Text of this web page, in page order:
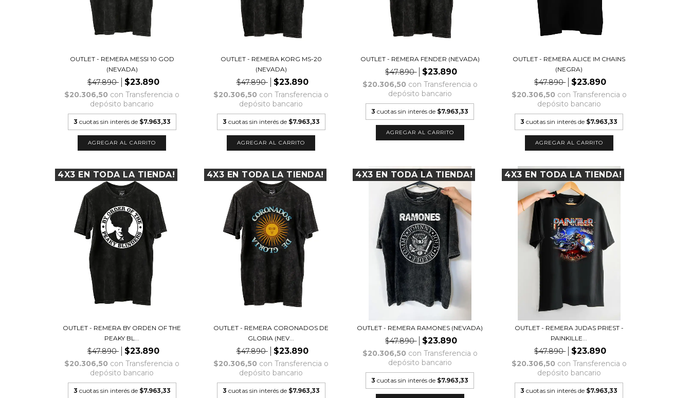
OUTLET - REMERA MESSI 10 GOD
(NEVADA)
$47.890 $23.890
$20.306,50 con Transferencia o
depósito bancario
3 cuotas sin interés de $7.963,33
AGREGAR AL CARRITO
OUTLET - REMERA KORG MS-20
(NEVADA)
$47.890 $23.890
$20.306,50 con Transferencia o
depósito bancario
3 cuotas sin interés de $7.963,33
AGREGAR AL CARRITO
OUTLET - REMERA FENDER (NEVADA)
$47.890 $23.890
$20.306,50 con Transferencia o
depósito bancario
3 cuotas sin interés de $7.963,33
AGREGAR AL CARRITO
OUTLET - REMERA ALICE IM CHAINS
(NEGRA)
$47.890 $23.890
$20.306,50 con Transferencia o
depósito bancario
3 cuotas sin interés de $7.963,33
AGREGAR AL CARRITO
4X3 EN TODA LA TIENDA!
OUTLET - REMERA BY ORDEN OF THE
PEAKY BL...
$47.890 $23.890
$20.306,50 con Transferencia o
depósito bancario
3 cuotas sin interés de $7.963,33
4X3 EN TODA LA TIENDA!
OUTLET - REMERA CORONADOS DE
GLORIA (NEV...
$47.890 $23.890
$20.306,50 con Transferencia o
depósito bancario
3 cuotas sin interés de $7.963,33
4X3 EN TODA LA TIENDA!
OUTLET - REMERA RAMONES (NEVADA)
$47.890 $23.890
$20.306,50 con Transferencia o
depósito bancario
3 cuotas sin interés de $7.963,33
4X3 EN TODA LA TIENDA!
OUTLET - REMERA JUDAS PRIEST -
PAINKILLE...
$47.890 $23.890
$20.306,50 con Transferencia o
depósito bancario
3 cuotas sin interés de $7.963,33